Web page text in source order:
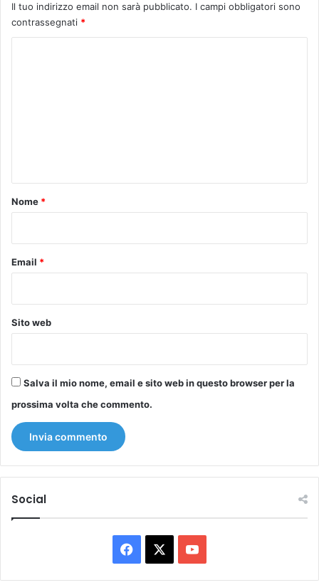
Il tuo indirizzo email non sarà pubblicato. I campi obbligatori sono
contrassegnati *
o
Nome *
Email *
Sito web
Salva il mio nome, email e sito web in questo browser per la
prossima volta che commento.
Social
Facebook You
Tube